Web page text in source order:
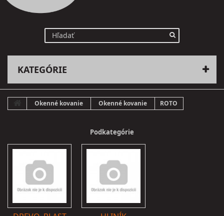
KATEGÓRIE
Okenné kovanie Okenné kovanie ROTO
Podkategórie